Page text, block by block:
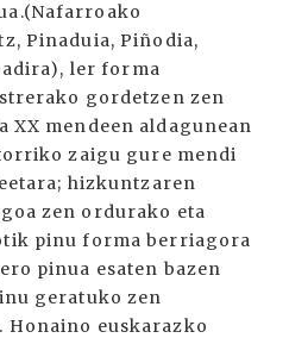
Pinaduia, Piñodia,
ler forma
gordetzen zen
XX mendeen aldagunean
zaigu gure mendi
hizkuntzaren
zen ordurako eta
pinu forma berriagora
pinua esaten bazen
geratuko zen
euskarazko